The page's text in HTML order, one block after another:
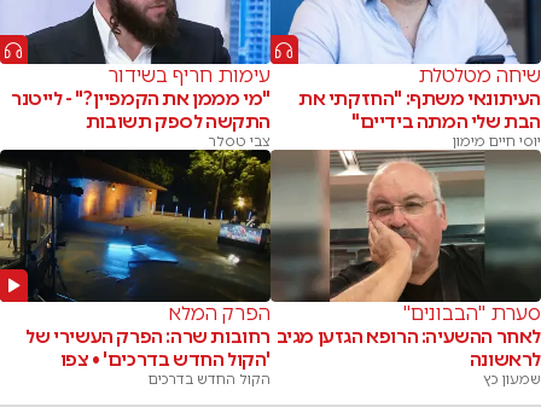
שיחה מטלטלת
העיתונאי משתף: "החזקתי את
הבת שלי המתה בידיים"
יוסי חיים מימון
עימות חריף בשידור
"מי מממן את הקמפיין?" - לייטנר
התקשה לספק תשובות
צבי טסלר
סערת "הבבונים"
לאחר ההשעיה: הרופא הגזען מגיב
לראשונה
שמעון כץ
הפרק המלא
רחובות שרה: הפרק העשירי של
'הקול החדש בדרכים' • צפו
הקול החדש בדרכים